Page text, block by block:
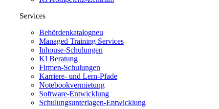
Services
Behördenkatalogneu
Managed Training Services
Inhouse-Schulungen
KI Beratung
Firmen-Schulungen
Karriere- und Lern-Pfade
Notebookvermietung
Software-Entwicklung
Schulungsunterlagen-Entwicklung